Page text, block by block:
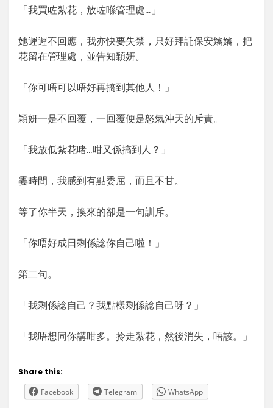
「我買咗紮花，放咗喺管理處…」
她遲遲不回應，我亦快要失禁，只好拜託保安嬸嬸，把
花留在管理處，並告知穎妍。
「你可唔可以唔好再搞到其他人！」
穎妍一是不回覆，一回覆便是怒氣沖天的斥責。
「我放低紮花啫…咁又係搞到人？」
霎時間，我感到有點委屈，而且不甘。
等了你半天，換來的卻是一句訓斥。
「你唔好成日剩係諗你自己啦！」
第二句。
「我剩係諗自己？我點樣剩係諗自己呀？」
「我唔想同你講咁多。拎走紮花，然後消失，唔該。」
Share this:
Facebook
Telegram WhatsApp